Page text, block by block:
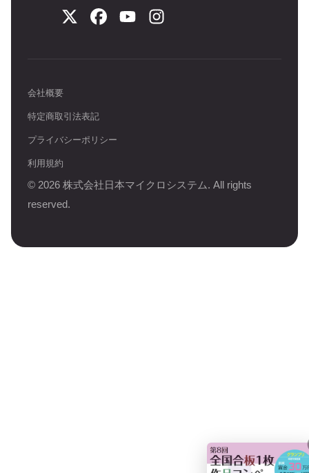
会社概要
特定商取引法表記
プライバシーポリシー
利用規約
© 2026 株式会社日本マイクロシステム. All rights
reserved.